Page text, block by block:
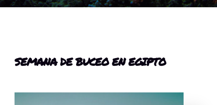
SEMANA DE BUCEO EN EGIPTO